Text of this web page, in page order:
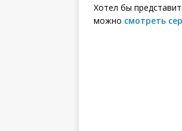
Хотел бы
можно смотреть